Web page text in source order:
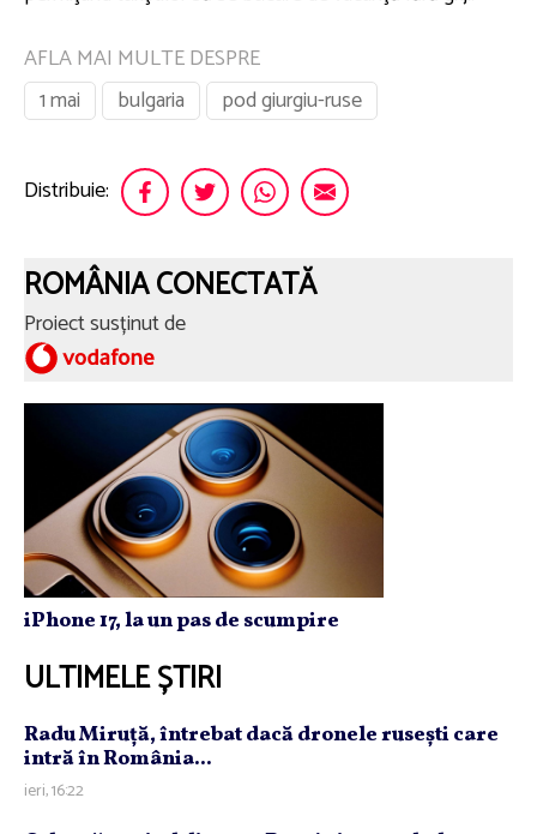
AFLA MAI MULTE DESPRE
1 mai
bulgaria pod giurgiu-ruse
Distribuie:
ROMÂNIA CONECTATĂ
Proiect susținut de
iPhone 17, la un pas de scumpire
ULTIMELE ȘTIRI
Radu Miruţă, întrebat dacă dronele ruseşti care
intră în România...
ieri, 16:22